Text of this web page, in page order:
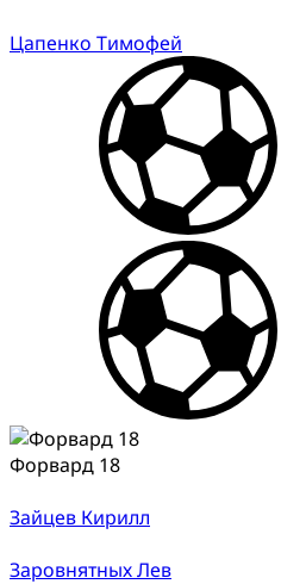
Цапенко Тимофей
Форвард 18
Зайцев Кирилл
Заровнятных Лев